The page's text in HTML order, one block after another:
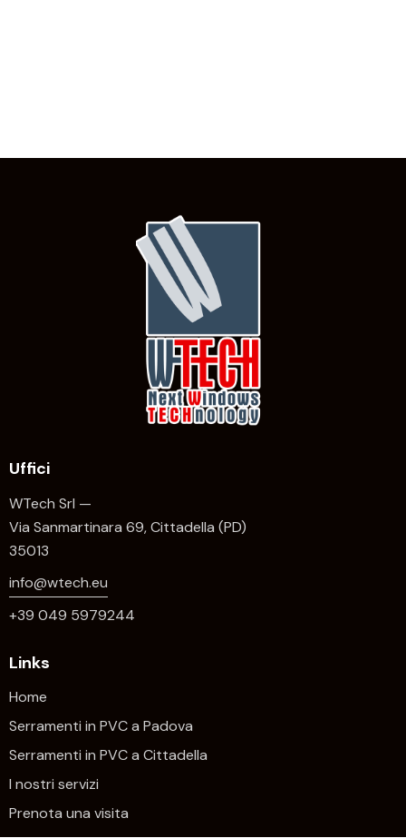
Uffici
WTech Srl —
Via Sanmartinara 69, Cittadella (PD)
35013
info@wtech.eu
+39 049 5979244
Links
Home
Serramenti in PVC a Padova
Serramenti in PVC a Cittadella
I nostri servizi
Prenota una visita